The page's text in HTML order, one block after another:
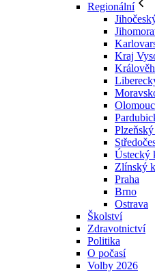
Regionální
Kraj
Ústecký
Zlínský
Praha
Brno
Ostrava
Školství
Zdravotnictví
Politika
O počasí
Volby 2026